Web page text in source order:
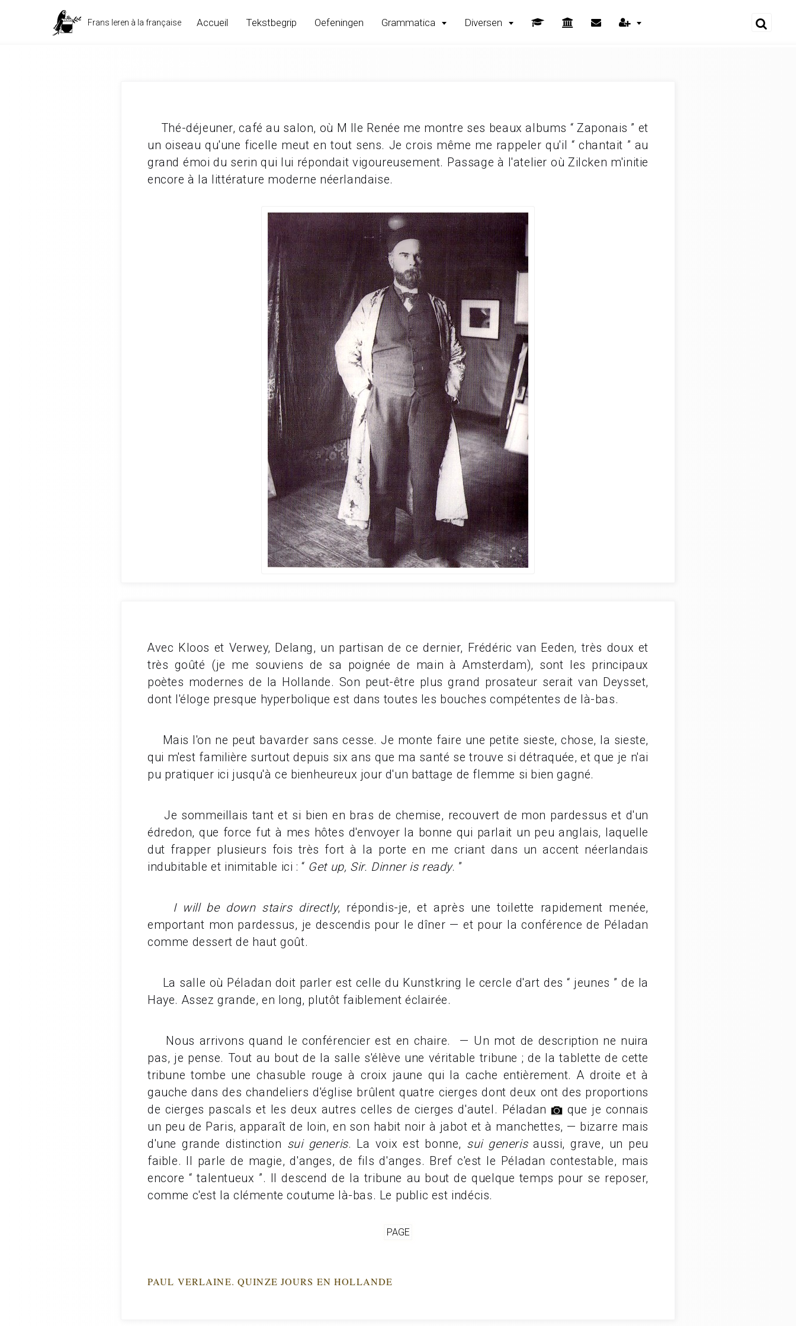
Frans leren à la française Accueil Tekstbegrip Oefeningen Grammatica Diversen
Thé-déjeuner, café au salon, où M lle Renée me montre ses beaux albums “ Zaponais ” et
un oiseau qu'une ficelle meut en tout sens. Je crois même me rappeler qu'il “ chantait ” au
grand émoi du serin qui lui répondait vigoureusement. Passage à l'atelier où Zilcken m'initie
encore à la littérature moderne néerlandaise.
Avec Kloos et Verwey, Delang, un partisan de ce dernier, Frédéric van Eeden, très doux et
très goûté (je me souviens de sa poignée de main à Amsterdam), sont les principaux
poètes modernes de la Hollande. Son peut-être plus grand prosateur serait van Deysset,
dont l'éloge presque hyperbolique est dans toutes les bouches compétentes de là-bas.
Mais l'on ne peut bavarder sans cesse. Je monte faire une petite sieste, chose, la sieste,
qui m'est familière surtout depuis six ans que ma santé se trouve si détraquée, et que je n'ai
pu pratiquer ici jusqu'à ce bienheureux jour d'un battage de flemme si bien gagné.
Je sommeillais tant et si bien en bras de chemise, recouvert de mon pardessus et d'un
édredon, que force fut à mes hôtes d'envoyer la bonne qui parlait un peu anglais, laquelle
dut frapper plusieurs fois très fort à la porte en me criant dans un accent néerlandais
indubitable et inimitable ici : “ Get up, Sir. Dinner is ready. ”
I will be down stairs directly, répondis-je, et après une toilette rapidement menée,
emportant mon pardessus, je descendis pour le dîner — et pour la conférence de Péladan
comme dessert de haut goût.
La salle où Péladan doit parler est celle du Kunstkring le cercle d'art des “ jeunes ” de la
Haye. Assez grande, en long, plutôt faiblement éclairée.
Nous arrivons quand le conférencier est en chaire. — Un mot de description ne nuira
pas, je pense. Tout au bout de la salle s'élève une véritable tribune ; de la tablette de cette
tribune tombe une chasuble rouge à croix jaune qui la cache entièrement. A droite et à
gauche dans des chandeliers d'église brûlent quatre cierges dont deux ont des proportions
de cierges pascals et les deux autres celles de cierges d'autel. Péladan
que je connais
un peu de Paris, apparaît de loin, en son habit noir à jabot et à manchettes, — bizarre mais
d'une grande distinction sui generis. La voix est bonne, sui generisaussi, grave, un peu
faible. Il parle de magie, d'anges, de fils d'anges. Bref c'est le Péladan contestable, mais
encore “ talentueux ”. Il descend de la tribune au bout de quelque temps pour se reposer,
comme c'est la clémente coutume là-bas. Le public est indécis.
PAGE
PAUL VERLAINE. QUINZE JOURS EN HOLLANDE